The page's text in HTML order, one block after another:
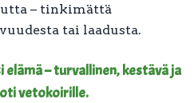
– tinkimättä
tai laadusta.
– turvallinen, kestävä ja
vetokoirille.